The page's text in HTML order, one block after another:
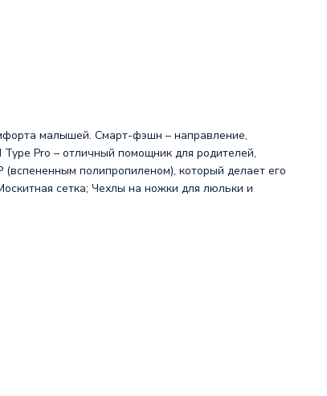
малышей. Смарт-фэшн – направление,
Pro – отличный помощник для родителей,
полипропиленом), который делает его
сетка; Чехлы на ножки для люльки и